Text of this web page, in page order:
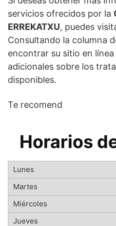
servicios ofrecidos por la
ERREKATXU, puedes
Consultando la columna
encontrar su sitio en
adicionales sobre los
disponibles.
Te recomend
Horarios